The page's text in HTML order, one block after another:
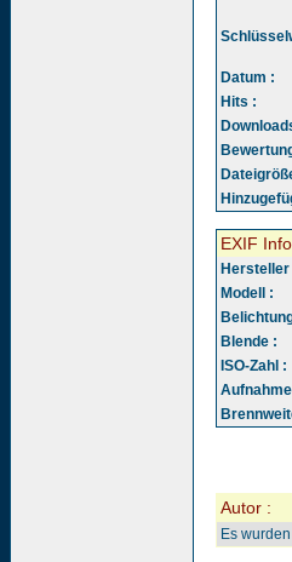
Datum :
Hits :
EXIF Info
Hersteller
Modell :
Blende :
ISO-Zahl :
Autor :
Es